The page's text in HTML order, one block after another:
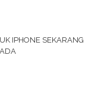
IPHONE SEKARANG